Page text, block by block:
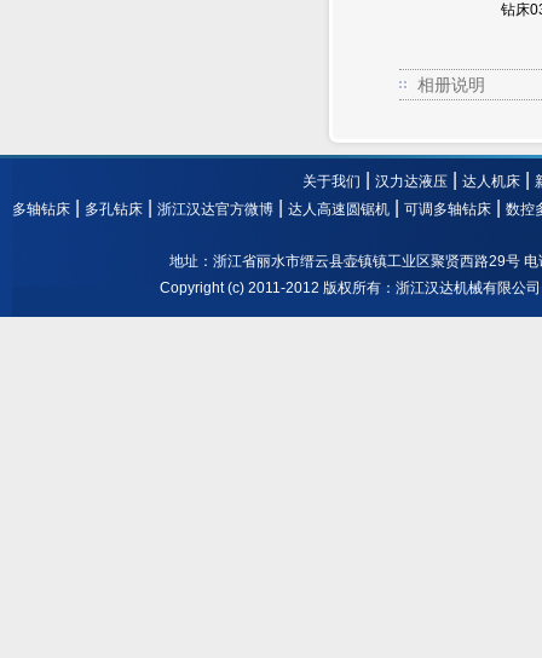
钻床
相册说明
关于我们 汉力达液压 达人机床
多轴钻床
多孔钻床 浙江汉达官方微博 达人高速圆锯机 可调多轴钻床 数控
地址：浙江省丽水市缙云县壶镇镇工业区聚贤西路29号
Copyright (c) 2011-2012 版权所有：浙江汉达机械有限公